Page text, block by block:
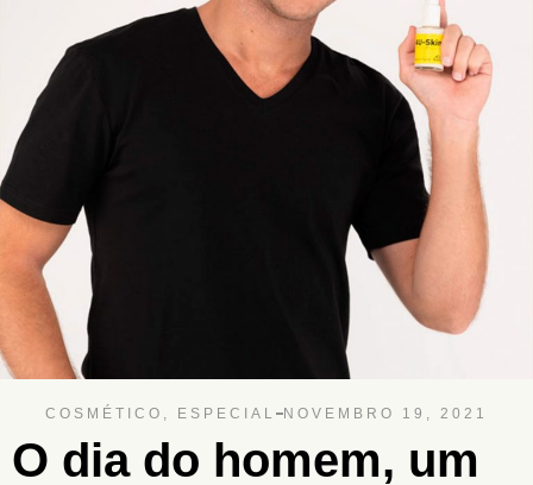
COSMÉTICO , ESPECIAL NOVEMBRO 19, 2021
O dia do homem, um